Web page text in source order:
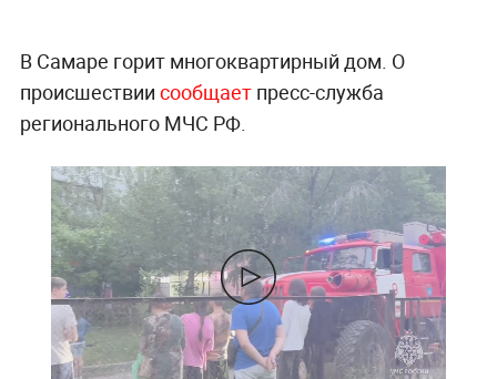
В Самаре горит многоквартирный дом. О
происшествии сообщает пресс-служба
регионального МЧС РФ.